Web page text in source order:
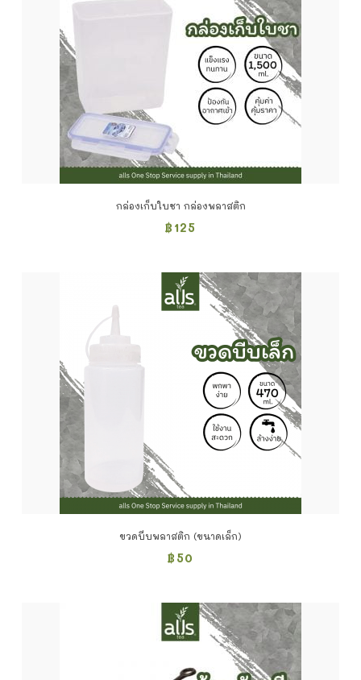
กล่องเก็บใบชา กล่องพลาสติก
฿ 125
ขวดบีบพลาสติก (ขนาดเล็ก)
฿ 50